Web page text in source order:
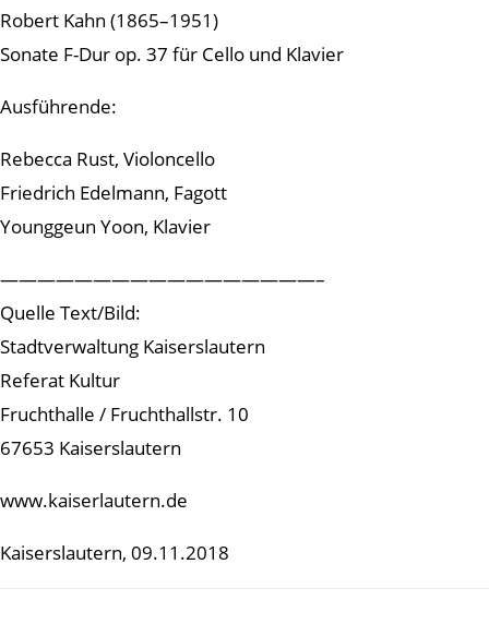
Robert Kahn (1865–1951)
Sonate F-Dur op. 37 für Cello und Klavier
Ausführende:
Rebecca Rust, Violoncello
Friedrich Edelmann, Fagott
Younggeun Yoon, Klavier
—————————————————–
Quelle Text/Bild:
Stadtverwaltung Kaiserslautern
Referat Kultur
Fruchthalle / Fruchthallstr. 10
67653 Kaiserslautern
www.kaiserlautern.de
Kaiserslautern, 09.11.2018